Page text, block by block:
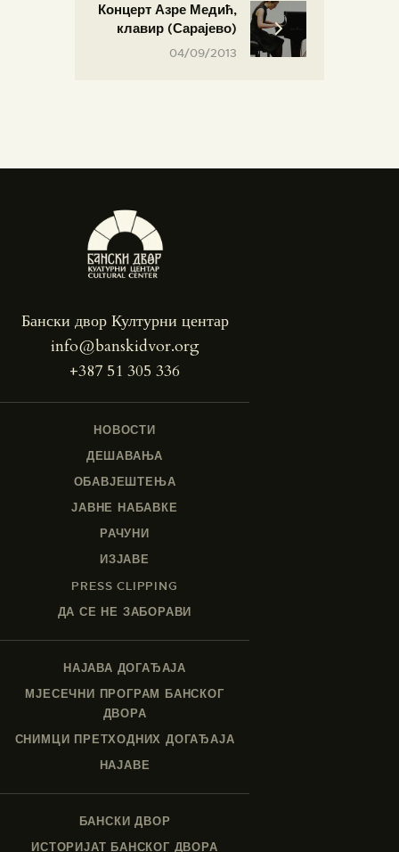
Концерт Азре Медић,
клавир (Сарајево)
04/09/2013
Бански двор Културни центар
info@banskidvor.org
+387 51 305 336
НОВОСТИ
ДЕШАВАЊА
ОБАВЈЕШТЕЊА
ЈАВНЕ НАБАВКЕ
РАЧУНИ
ИЗЈАВЕ
PRESS CLIPPING
ДА СЕ НЕ ЗАБОРАВИ
НАЈАВА ДОГАЂАЈА
МЈЕСЕЧНИ ПРОГРАМ БАНСКОГ
ДВОРА
СНИМЦИ ПРЕТХОДНИХ ДОГАЂАЈА
НАЈАВЕ
БАНСКИ ДВОР
ИСТОРИЈАТ БАНСКОГ ДВОРА